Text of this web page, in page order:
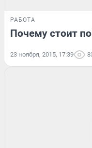
РАБОТА
Почему стоит
23 ноября, 2015, 17:39